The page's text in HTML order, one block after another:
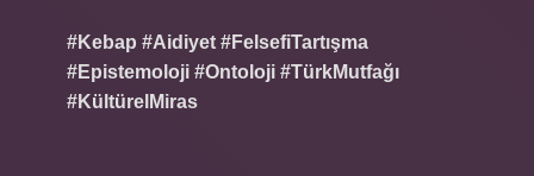
#Kebap #Aidiyet #FelsefiTartışma
#Epistemoloji #Ontoloji #TürkMutfağı
#KültürelMiras